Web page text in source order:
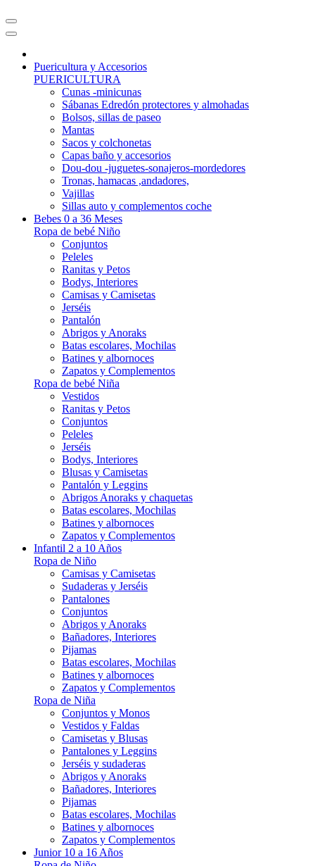
Puericultura y Accesorios
PUERICULTURA
Cunas -minicunas
Sábanas Edredón protectores y almohadas
Bolsos, sillas de paseo
Mantas
Sacos y colchonetas
Capas baño y accesorios
Dou-dou -juguetes-sonajeros-mordedores
Tronas, hamacas ,andadores,
Vajillas
Sillas auto y complementos coche
Bebes 0 a 36 Meses
Ropa de bebé Niño
Conjuntos
Peleles
Ranitas y Petos
Bodys, Interiores
Camisas y Camisetas
Jerséis
Pantalón
Abrigos y Anoraks
Batas escolares, Mochilas
Batines y albornoces
Zapatos y Complementos
Ropa de bebé Niña
Vestidos
Ranitas y Petos
Conjuntos
Peleles
Jerséis
Bodys, Interiores
Blusas y Camisetas
Pantalón y Leggins
Abrigos Anoraks y chaquetas
Batas escolares, Mochilas
Batines y albornoces
Zapatos y Complementos
Infantil 2 a 10 Años
Ropa de Niño
Camisas y Camisetas
Sudaderas y Jerséis
Pantalones
Conjuntos
Abrigos y Anoraks
Bañadores, Interiores
Pijamas
Batas escolares, Mochilas
Batines y albornoces
Zapatos y Complementos
Ropa de Niña
Conjuntos y Monos
Vestidos y Faldas
Camisetas y Blusas
Pantalones y Leggins
Jerséis y sudaderas
Abrigos y Anoraks
Bañadores, Interiores
Pijamas
Batas escolares, Mochilas
Batines y albornoces
Zapatos y Complementos
Junior 10 a 16 Años